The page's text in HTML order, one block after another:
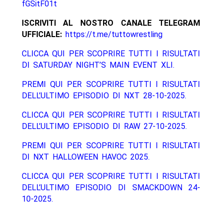
fGSitF01t
ISCRIVITI AL NOSTRO CANALE TELEGRAM
UFFICIALE: https://t.me/tuttowrestling
CLICCA QUI PER SCOPRIRE TUTTI I RISULTATI
DI SATURDAY NIGHT’S MAIN EVENT XLI.
PREMI QUI PER SCOPRIRE TUTTI I RISULTATI
DELL’ULTIMO EPISODIO DI NXT 28-10-2025.
CLICCA QUI PER SCOPRIRE TUTTI I RISULTATI
DELL’ULTIMO EPISODIO DI RAW 27-10-2025.
PREMI QUI PER SCOPRIRE TUTTI I RISULTATI
DI NXT HALLOWEEN HAVOC 2025.
CLICCA QUI PER SCOPRIRE TUTTI I RISULTATI
DELL’ULTIMO EPISODIO DI SMACKDOWN 24-
10-2025.